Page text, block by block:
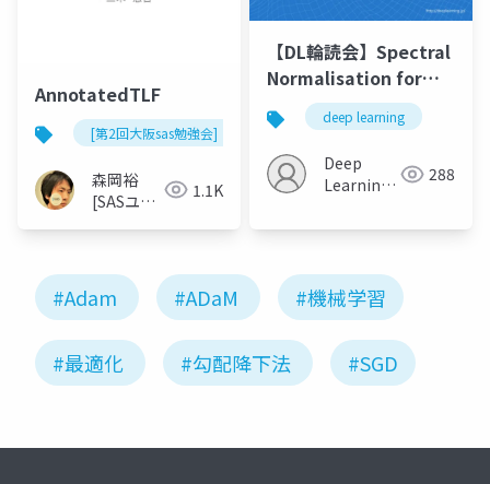
AnnotatedTLF
[第2回大阪sas勉強会]
森岡裕
[SASユー
1.1K
【DL輪読会】Spectral
Normalisation for
Deep Reinforcement
Learning: An
Optimisation
Perspectiveの論文紹
deep learning
Deep
Learning
288
#Adam #ADaM #機械学習
#最適化 #勾配降下法 #SGD